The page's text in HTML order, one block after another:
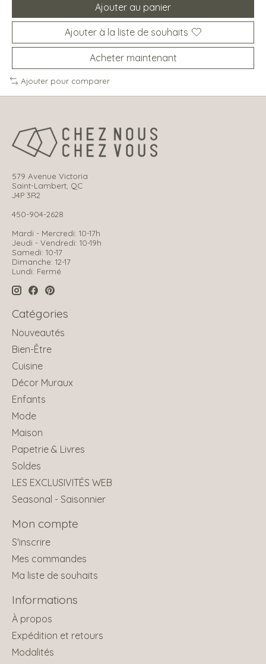
Ajouter au panier
Ajouter à la liste de souhaits
Acheter maintenant
Ajouter pour comparer
579 Avenue Victoria
Saint-Lambert, QC
J4P 3R2
450-904-2628
Mardi - Mercredi: 10-17h
Jeudi - Vendredi: 10-19h
Samedi: 10-17
Dimanche: 12-17
Lundi: Fermé
Catégories
Nouveautés
Bien-Être
Cuisine
Décor Muraux
Enfants
Mode
Maison
Papetrie & Livres
Soldes
LES EXCLUSIVITÉS WEB
Seasonal - Saisonnier
Mon compte
S'inscrire
Mes commandes
Ma liste de souhaits
Informations
À propos
Expédition et retours
Modalités